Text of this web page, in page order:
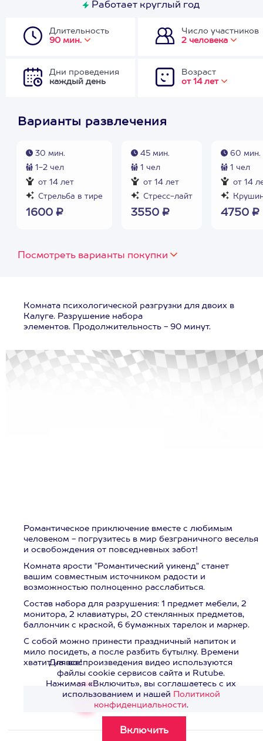
Работает круглый год
Длительность
90 мин.
Число участников
2 человека
Дни проведения
каждый день
Возраст
от 14 лет
Варианты развлечения
30 мин.
1-2 чел
от 14 лет
Стрельба в тире
1600 ₽
45 мин.
1 чел
от 14 лет
Стресс-лайт
3550 ₽
60 мин.
1 чел
от 14
4750 ₽
Посмотреть варианты покупки
Комната психологической разгрузки для двоих в
Калуге. Разрушение набора
элементов. Продолжительность - 90 минут.
Романтическое приключение вместе с любимым
человеком - погрузитесь в мир безграничного веселья
и освобождения от повседневных забот!
Комната ярости "Романтический уикенд" станет
вашим совместным источником радости и
возможностью полноценно расслабиться.
Состав набора для разрушения: 1 предмет мебели, 2
монитора, 2 клавиатуры, 20 стеклянных предметов,
баллончик с краской, 6 бумажных тарелок и маркер.
С собой можно принести праздничный напиток и
мило посидеть, а после разбить бутылку. Времени
хватит на все!
Смотреть видео>
Для воспроизведения видео используются
файлы cookie сервисов сайта и Rutube.
Нажимая «Включить», вы соглашаетесь с их
использованием и нашей Политикой
конфиденциальности.